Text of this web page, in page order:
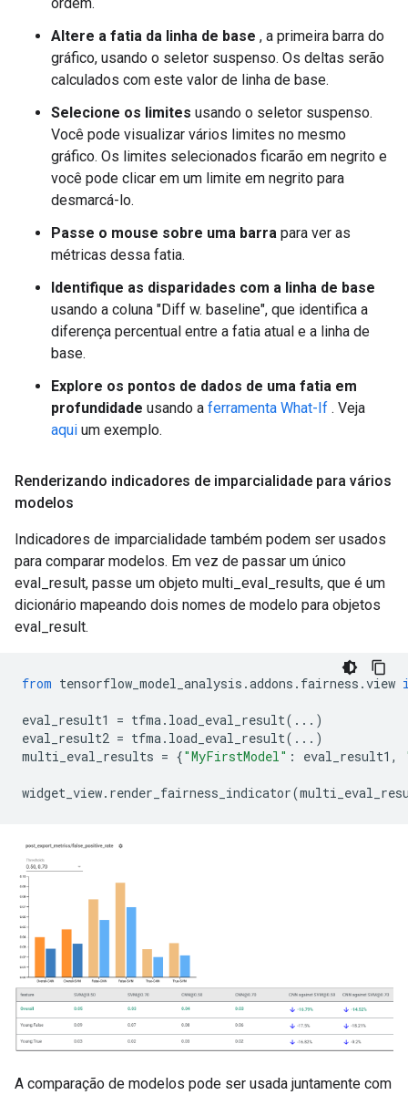
Altere a fatia da linha de base , a primeira barra do
gráfico, usando o seletor suspenso. Os deltas serão
calculados com este valor de linha de base.
Selecione os limites usando o seletor suspenso.
Você pode visualizar vários limites no mesmo
gráfico. Os limites selecionados ficarão em negrito e
você pode clicar em um limite em negrito para
desmarcá-lo.
Passe o mouse sobre uma barra para ver as
métricas dessa fatia.
Identifique as disparidades com a linha de base
usando a coluna "Diff w. baseline", que identifica a
diferença percentual entre a fatia atual e a linha de
base.
Explore os pontos de dados de uma fatia em
profundidade usando a ferramenta What-If . Veja
aqui um exemplo.
Renderizando indicadores de imparcialidade para vários
modelos
Indicadores de imparcialidade também podem ser usados ​​
para comparar modelos. Em vez de passar um único
eval_result, passe um objeto multi_eval_results, que é um
dicionário mapeando dois nomes de modelo para objetos
eval_result.
from tensorflow_model_analysis .addons . fairness .view
eval_result1 = tfma. load_eval_result(...)
eval_result2 = tfma. load_eval_result(...)
multi_eval_results = {"MyFirstModel" : eval_result1 ,
widget_view. render_fairness_indicator(
A comparação de modelos pode ser usada juntamente com